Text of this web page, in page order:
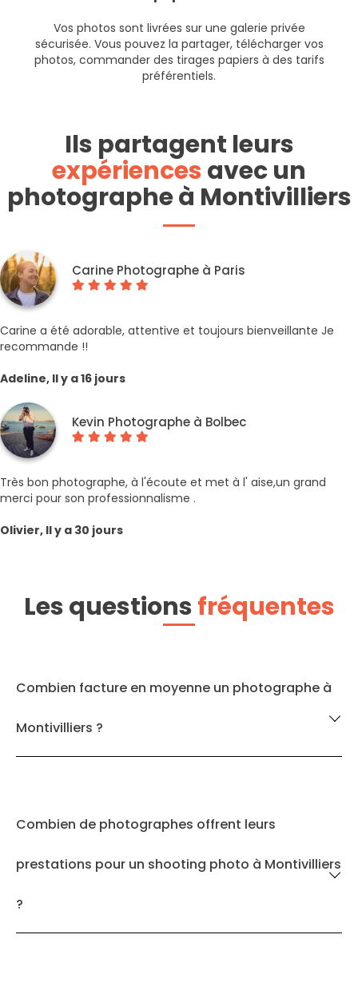
Vos photos sont livrées sur une galerie privée
sécurisée. Vous pouvez la partager, télécharger vos
photos, commander des tirages papiers à des tarifs
préférentiels.
Ils partagent leurs
expériencesavec un
photographe à Montivilliers
Carine Photographe à Paris
Carine a été adorable, attentive et toujours bienveillante Je
recommande !!
Adeline, Il y a 16 jours
Kevin Photographe à Bolbec
Très bon photographe, à l'écoute et met à l' aise,un grand
merci pour son professionnalisme .
Olivier, Il y a 30 jours
Les questionsfréquentes
Combien facture en moyenne un photographe à
Montivilliers ?
Combien de photographes offrent leurs
prestations pour un shooting photo à Montivilliers
?